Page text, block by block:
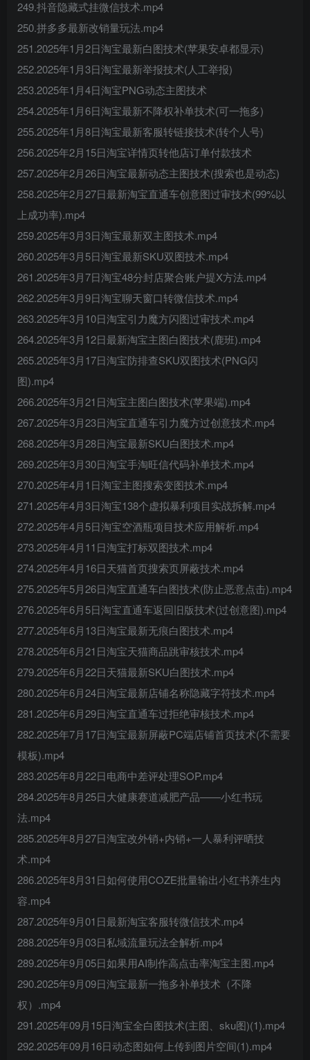
249.抖音隐藏式挂微信技术.mp4
250.拼多多最新改销量玩法.mp4
251.2025年1月2日淘宝最新白图技术(苹果安卓都显示)
252.2025年1月3日淘宝最新举报技术(人工举报)
253.2025年1月4日淘宝PNG动态主图技术
254.2025年1月6日淘宝最新不降权补单技术(可一拖多)
255.2025年1月8日淘宝最新客服转链接技术(转个人号)
256.2025年2月15日淘宝详情页转他店订单付款技术
257.2025年2月26日淘宝最新动态主图技术(搜索也是动态)
258.2025年2月27日最新淘宝直通车创意图过审技术(99%以
上成功率).mp4
259.2025年3月3日淘宝最新双主图技术.mp4
260.2025年3月5日淘宝最新SKU双图技术.mp4
261.2025年3月7日淘宝48分封店聚合账户提X方法.mp4
262.2025年3月9日淘宝聊天窗口转微信技术.mp4
263.2025年3月10日淘宝引力魔方闪图过审技术.mp4
264.2025年3月12日最新淘宝主图白图技术(鹿班).mp4
265.2025年3月17日淘宝防排查SKU双图技术(PNG闪
图).mp4
266.2025年3月21日淘宝主图白图技术(苹果端).mp4
267.2025年3月23日淘宝直通车引力魔方过创意技术.mp4
268.2025年3月28日淘宝最新SKU白图技术.mp4
269.2025年3月30日淘宝手淘旺信代码补单技术.mp4
270.2025年4月1日淘宝主图搜索变图技术.mp4
271.2025年4月3日淘宝138个虚拟暴利项目实战拆解.mp4
272.2025年4月5日淘宝空酒瓶项目技术应用解析.mp4
273.2025年4月11日淘宝打标双图技术.mp4
274.2025年4月16日天猫首页搜索页屏蔽技术.mp4
275.2025年5月26日淘宝直通车白图技术(防止恶意点击).mp4
276.2025年6月5日淘宝直通车返回旧版技术(过创意图).mp4
277.2025年6月13日淘宝最新无痕白图技术.mp4
278.2025年6月21日淘宝天猫商品跳审核技术.mp4
279.2025年6月22日天猫最新SKU白图技术.mp4
280.2025年6月24日淘宝最新店铺名称隐藏字符技术.mp4
281.2025年6月29日淘宝直通车过拒绝审核技术.mp4
282.2025年7月17日淘宝最新屏蔽PC端店铺首页技术(不需要
模板).mp4
283.2025年8月22日电商中差评处理SOP.mp4
284.2025年8月25日大健康赛道减肥产品——小红书玩
法.mp4
285.2025年8月27日淘宝改外销+内销+一人暴利评晒技
术.mp4
286.2025年8月31日如何使用COZE批量输出小红书养生内
容.mp4
287.2025年9月01日最新淘宝客服转微信技术.mp4
288.2025年9月03日私域流量玩法全解析.mp4
289.2025年9月05日如果用AI制作高点击率淘宝主图.mp4
290.2025年9月09日淘宝最新一拖多补单技术（不降
权）.mp4
291.2025年09月15日淘宝全白图技术(主图、sku图)(1).mp4
292.2025年09月16日动态图如何上传到图片空间(1).mp4